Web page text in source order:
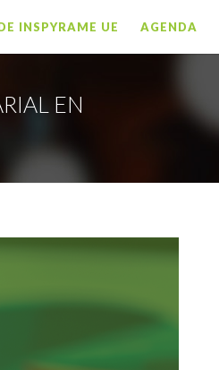
INSPYRAME UE AGENDA
EN